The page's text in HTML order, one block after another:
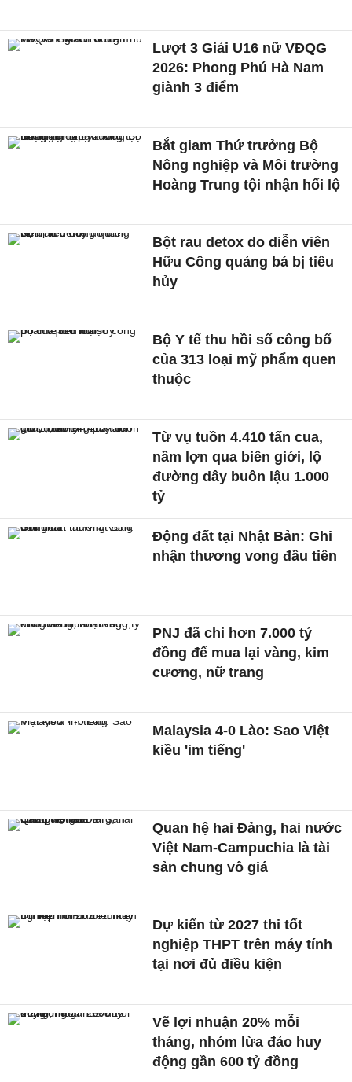
Lượt 3 Giải U16 nữ VĐQG
2026: Phong Phú Hà Nam
giành 3 điểm
Bắt giam Thứ trưởng Bộ
Nông nghiệp và Môi trường
Hoàng Trung tội nhận hối lộ
Bột rau detox do diễn viên
Hữu Công quảng bá bị tiêu
hủy
Bộ Y tế thu hồi số công bố
của 313 loại mỹ phẩm quen
thuộc
Từ vụ tuồn 4.410 tấn cua,
nầm lợn qua biên giới, lộ
đường dây buôn lậu 1.000
tỷ
Động đất tại Nhật Bản: Ghi
nhận thương vong đầu tiên
PNJ đã chi hơn 7.000 tỷ
đồng để mua lại vàng, kim
cương, nữ trang
Malaysia 4-0 Lào: Sao Việt
kiều 'im tiếng'
Quan hệ hai Đảng, hai nước
Việt Nam-Campuchia là tài
sản chung vô giá ​
Dự kiến từ 2027 thi tốt
nghiệp THPT trên máy tính
tại nơi đủ điều kiện
Vẽ lợi nhuận 20% mỗi
tháng, nhóm lừa đảo huy
động gần 600 tỷ đồng